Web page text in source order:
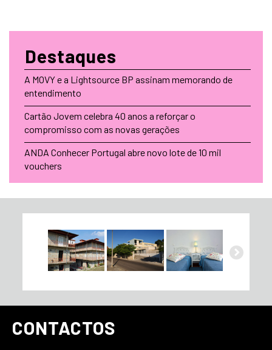
Destaques
A MOVY e a Lightsource BP assinam memorando de
entendimento
Cartão Jovem celebra 40 anos a reforçar o
compromisso com as novas gerações
ANDA Conhecer Portugal abre novo lote de 10 mil
vouchers
CONTACTOS